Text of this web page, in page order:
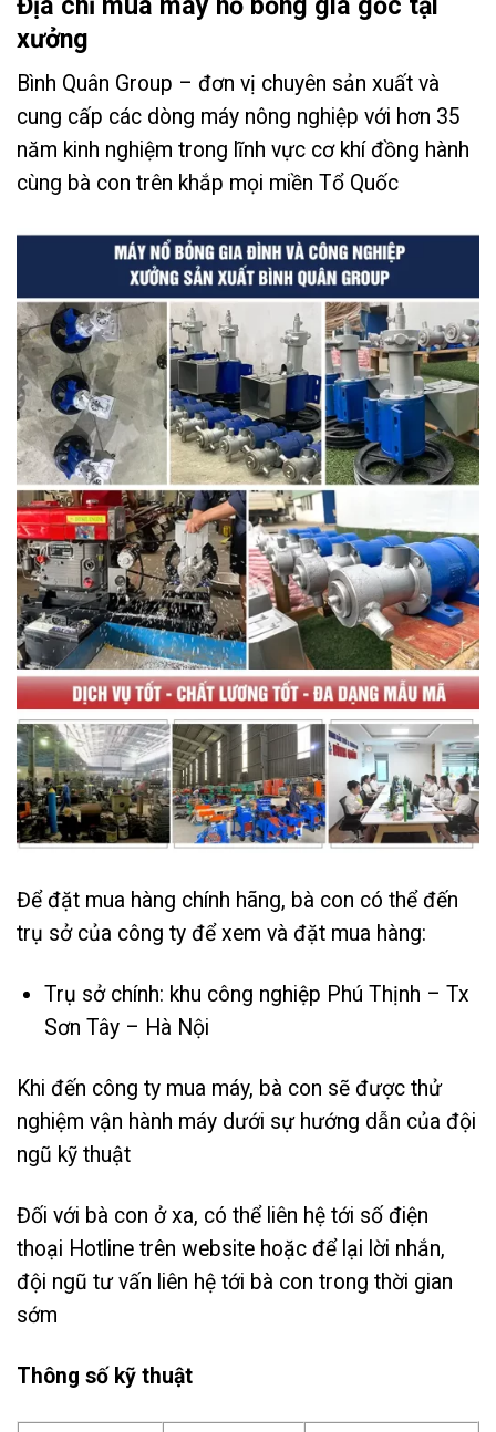
xưởng
Bình Quân Group – đơn vị chuyên sản xuất và
cung cấp các dòng máy nông nghiệp với hơn 35
năm kinh nghiệm trong lĩnh vực cơ khí đồng hành
cùng bà con trên khắp mọi miền Tổ Quốc
Để đặt mua hàng chính hãng, bà con có thể đến
trụ sở của công ty để xem và đặt mua hàng:
Trụ sở chính: khu công nghiệp Phú Thịnh – Tx
Sơn Tây – Hà Nội
Khi đến công ty mua máy, bà con sẽ được thử
nghiệm vận hành máy dưới sự hướng dẫn của đội
ngũ kỹ thuật
Đối với bà con ở xa, có thể liên hệ tới số điện
thoại Hotline trên website hoặc để lại lời nhắn,
đội ngũ tư vấn liên hệ tới bà con trong thời gian
sớm
Thông số kỹ thuật